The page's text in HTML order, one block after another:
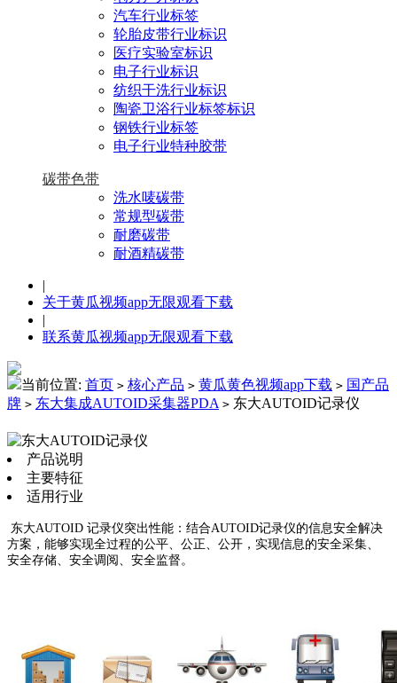
汽车行业标签
轮胎皮带行业标识
医疗实验室标识
电子行业标识
纺织干洗行业标识
陶瓷卫浴行业标签标识
钢铁行业标签
电子行业特种胶带
碳带色带
洗水唛碳带
常规型碳带
耐磨碳带
耐酒精碳带
|
关于黄瓜视频app无限观看下载
|
联系黄瓜视频app无限观看下载
当前位置: 首页 > 核心产品 > 黄瓜黄色视频app下载 > 国产品
牌 > 东大集成AUTOID采集器PDA > 东大AUTOID记录仪
产品说明
主要特征
适用行业
东大AUTOID 记录仪突出性能：结合AUTOID记录仪的信息安全解决
方案，能够实现全过程的公平、公正、公开，实现信息的安全采集、
安全存储、安全调阅、安全监督。